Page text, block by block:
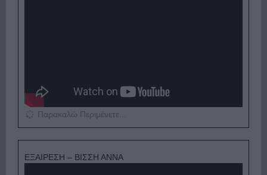
Παρακαλώ Περιμένετε...
ΕΞΑΙΡΕΣΗ – ΒΙΣΣΗ ΑΝΝΑ